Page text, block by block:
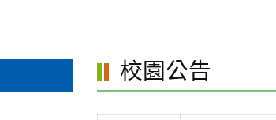
校園公告